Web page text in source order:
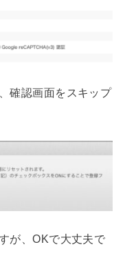
確認画面をスキップ
が、OKで大丈夫で